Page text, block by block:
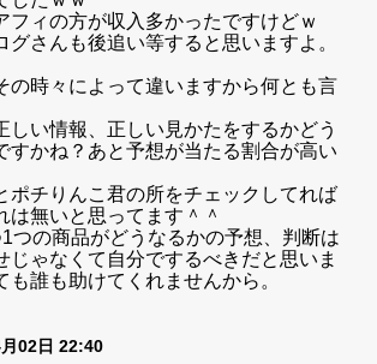
フィの方が収入多かったですけどｗ
グさんも後追い等すると思いますよ。
の時々によって違いますから何とも言
しい情報、正しい見かたをするかどう
すかね？あと予想が当たる割合が高い
ポチりんこ君の所をチェックしてれば
は無いと思ってます＾＾
つの商品がどうなるかの予想、判断は
じゃなくて自分でするべきだと思いま
も誰も助けてくれませんから。
02日 22:40